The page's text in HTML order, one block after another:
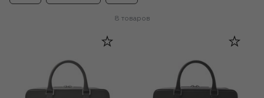
8 товаров